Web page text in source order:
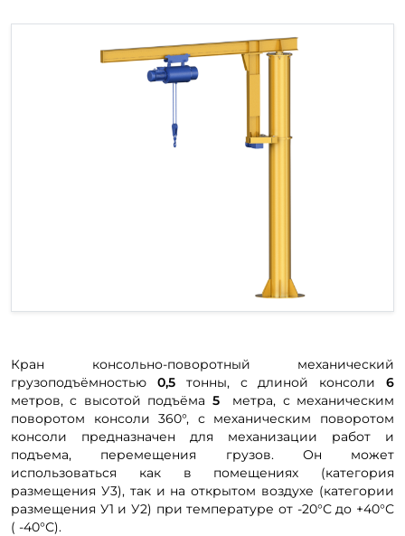
Кран консольно-поворотный механический
грузоподъёмностью 0,5тонны, с длиной консоли6
метров, с высотой подъёма 5
метра, с механическим
поворотом консоли 360°, с механическим поворотом
консоли предназначен для механизации работ и
подъема, перемещения грузов. Он может
использоваться как в помещениях (категория
размещения У3), так и на открытом воздухе (категории
размещения У1 и У2) при температуре от -20°С до +40°С
( -40°С).